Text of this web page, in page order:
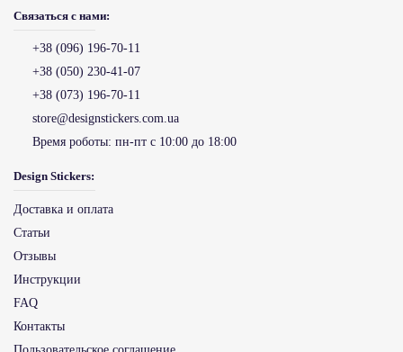
Связаться с нами:
+38 (096) 196-70-11
+38 (050) 230-41-07
+38 (073) 196-70-11
store@designstickers.com.ua
Время роботы: пн-пт с 10:00 до 18:00
Design Stickers:
Доставка и оплата
Статьи
Отзывы
Инструкции
FAQ
Контакты